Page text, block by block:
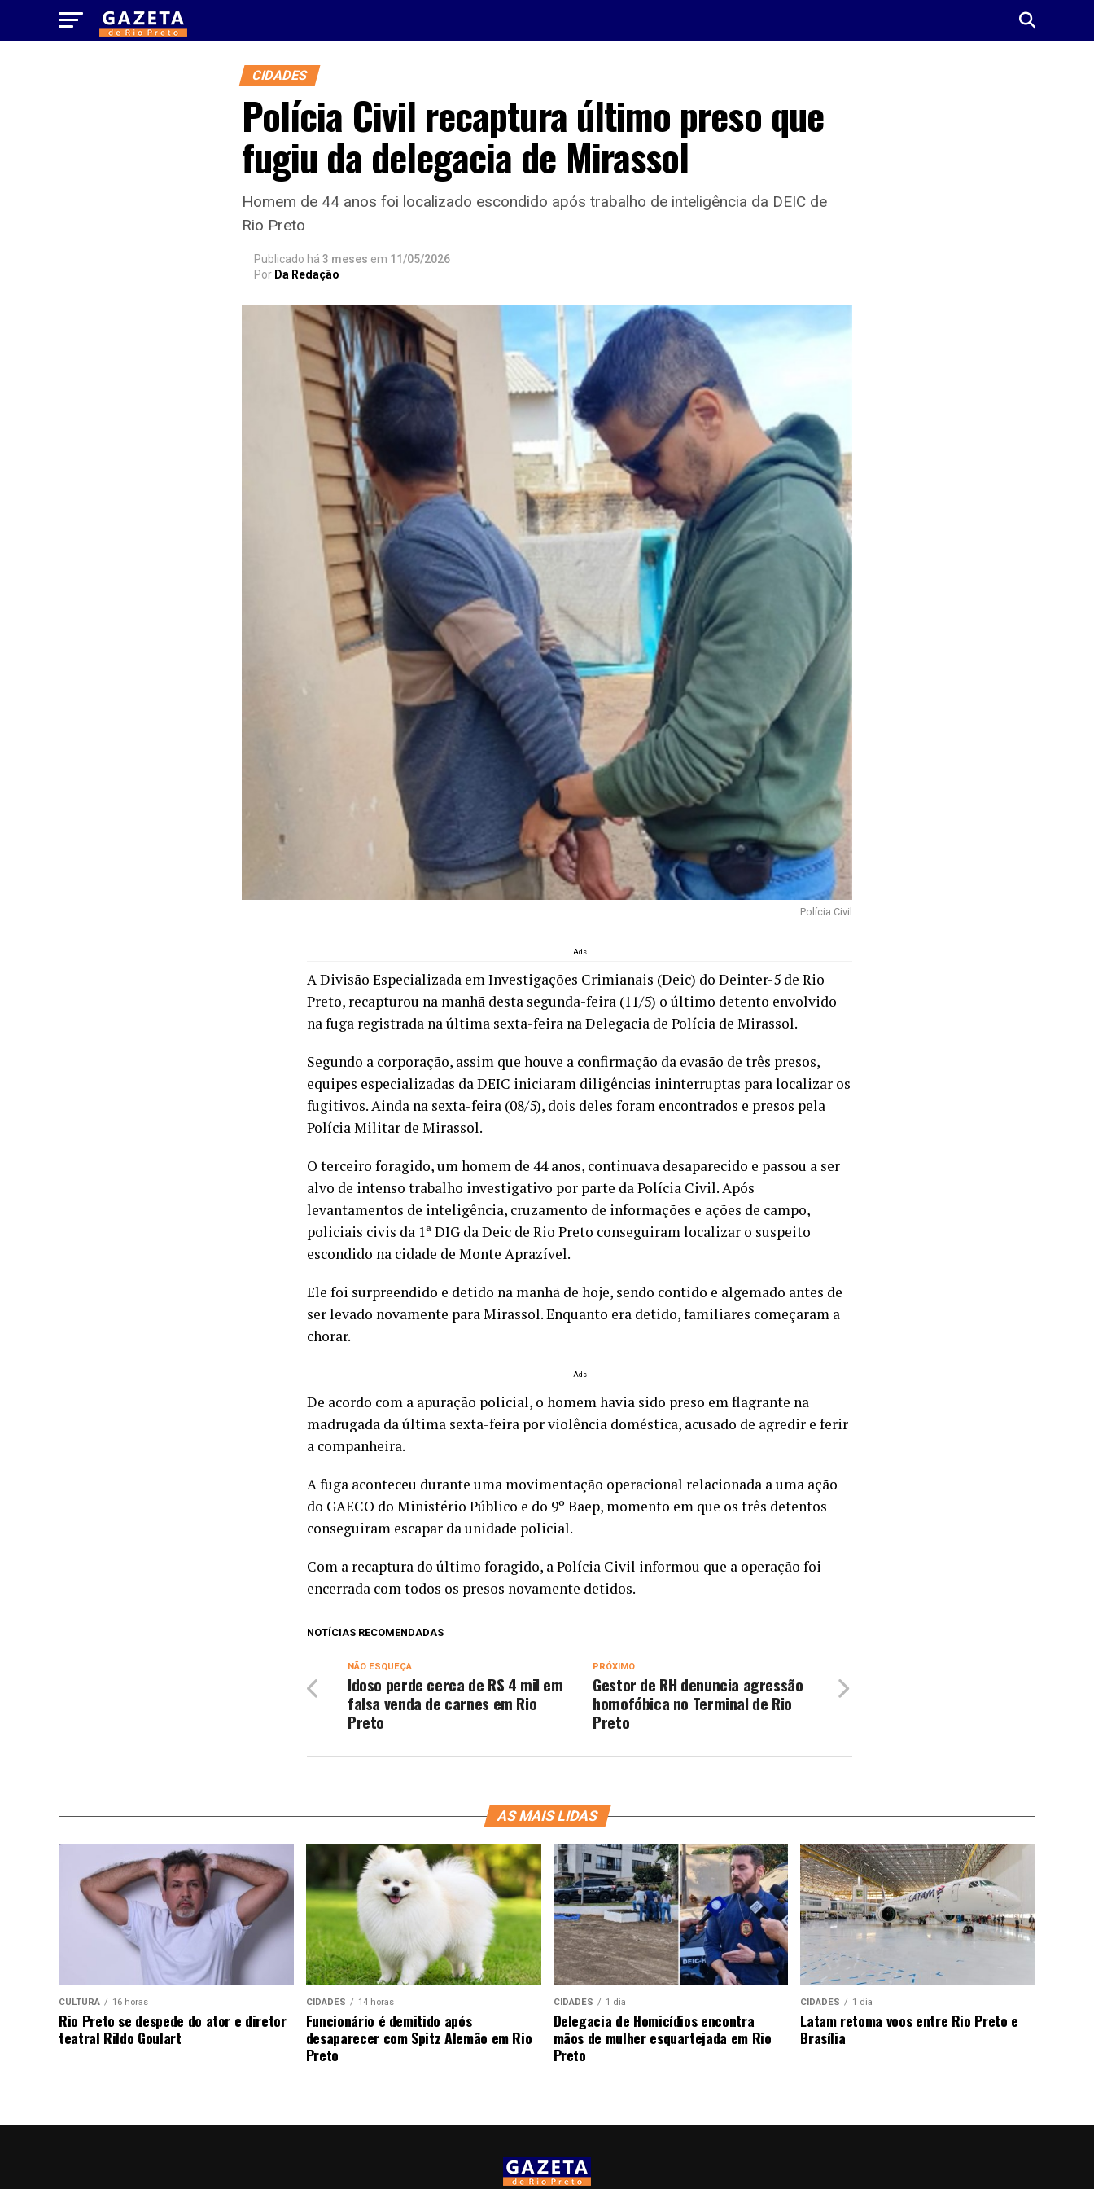
CIDADES
Polícia Civil recaptura último preso que
fugiu da delegacia de Mirassol
Homem de 44 anos foi localizado escondido após trabalho de inteligência da DEIC de
Rio Preto
Publicado há 3 meses em 11/05/2026
Por Da Redação
Polícia Civil
Ads
A Divisão Especializada em Investigações Crimianais (Deic) do Deinter-5 de Rio
Preto, recapturou na manhã desta segunda-feira (11/5) o último detento envolvido
na fuga registrada na última sexta-feira na Delegacia de Polícia de Mirassol.
Segundo a corporação, assim que houve a confirmação da evasão de três presos,
equipes especializadas da DEIC iniciaram diligências ininterruptas para localizar os
fugitivos. Ainda na sexta-feira (08/5), dois deles foram encontrados e presos pela
Polícia Militar de Mirassol.
O terceiro foragido, um homem de 44 anos, continuava desaparecido e passou a ser
alvo de intenso trabalho investigativo por parte da Polícia Civil. Após
levantamentos de inteligência, cruzamento de informações e ações de campo,
policiais civis da 1ª DIG da Deic de Rio Preto conseguiram localizar o suspeito
escondido na cidade de Monte Aprazível.
Ele foi surpreendido e detido na manhã de hoje, sendo contido e algemado antes de
ser levado novamente para Mirassol. Enquanto era detido, familiares começaram a
chorar.
Ads
De acordo com a apuração policial, o homem havia sido preso em flagrante na
madrugada da última sexta-feira por violência doméstica, acusado de agredir e ferir
a companheira.
A fuga aconteceu durante uma movimentação operacional relacionada a uma ação
do GAECO do Ministério Público e do 9º Baep, momento em que os três detentos
conseguiram escapar da unidade policial.
Com a recaptura do último foragido, a Polícia Civil informou que a operação foi
encerrada com todos os presos novamente detidos.
NOTÍCIAS RECOMENDADAS
PRÓXIMO
Gestor de RH denuncia agressão
homofóbica no Terminal de Rio
Preto
NÃO ESQUEÇA
Idoso perde cerca de R$ 4 mil em
falsa venda de carnes em Rio
Preto
AS MAIS LIDAS
CULTURA 16 horas
Rio Preto se despede do ator e diretor
teatral Rildo Goulart
CIDADES 14 horas
Funcionário é demitido após
desaparecer com Spitz Alemão em Rio
Preto
CIDADES 1 dia
Delegacia de Homicídios encontra
mãos de mulher esquartejada em Rio
Preto
CIDADES 1 dia
Latam retoma voos entre Rio Preto e
Brasília